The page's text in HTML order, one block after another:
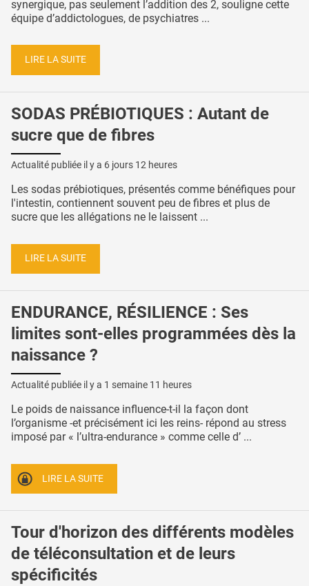
synergique, pas seulement l’addition des 2, souligne cette
équipe d’addictologues, de psychiatres ...
LIRE LA SUITE
SODAS PRÉBIOTIQUES : Autant de
sucre que de fibres
Actualité publiée il y a 6 jours 12 heures
Les sodas prébiotiques, présentés comme bénéfiques pour
l'intestin, contiennent souvent peu de fibres et plus de
sucre que les allégations ne le laissent ...
LIRE LA SUITE
ENDURANCE, RÉSILIENCE : Ses
limites sont-elles programmées dès la
naissance ?
Actualité publiée il y a 1 semaine 11 heures
Le poids de naissance influence-t-il la façon dont
l’organisme -et précisément ici les reins- répond au stress
imposé par « l’ultra-endurance » comme celle d’ ...
LIRE LA SUITE
Tour d'horizon des différents modèles
de téléconsultation et de leurs
spécificités